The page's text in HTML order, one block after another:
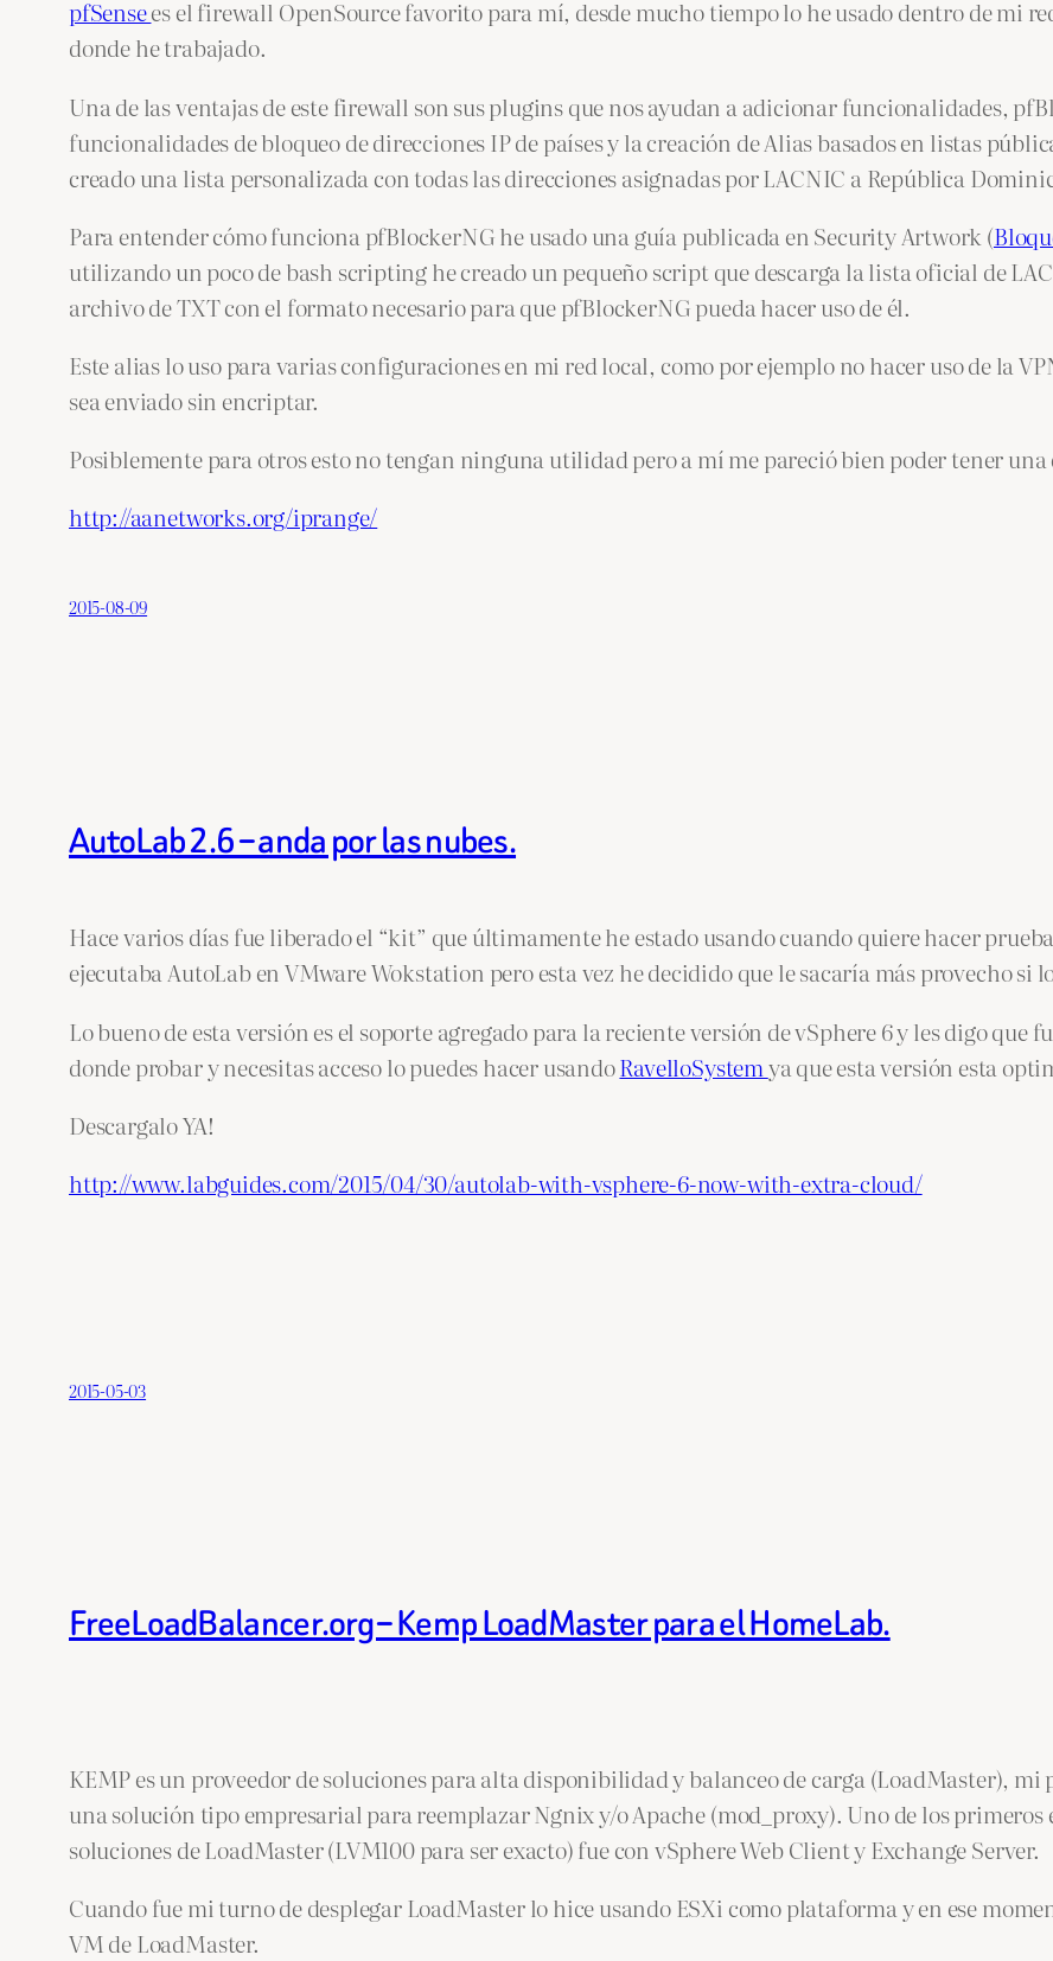
pfSensees el firewall OpenSource favorito para mí, desde mucho tiempo lo he usado dentro de mi
donde he trabajado.
Una de las ventajas de este firewall son sus plugins que nos ayudan a adicionar funcionalidades,
funcionalidades de bloqueo de direcciones IP de países y la creación de Alias basados en listas
creado una lista personalizada con todas las direcciones asignadas por LACNIC a República
Para entender cómo funciona pfBlockerNG he usado una guía publicada en Security Artwork (
utilizando un poco de bash scripting he creado un pequeño script que descarga la lista oficial de
archivo de TXT con el formato necesario para que pfBlockerNG pueda hacer uso de él.
Este alias lo uso para varias configuraciones en mi red local, como por ejemplo no hacer uso de la
sea enviado sin encriptar.
Posiblemente para otros esto no tengan ninguna utilidad pero a mí me pareció bien poder tener
http://aanetworks.org/iprange/
2015-08-09
AutoLab 2.6 – anda por las nubes.
Hace varios días fue liberado el “kit” que últimamente he estado usando cuando quiere hacer
ejecutaba AutoLab en VMware Wokstation pero esta vez he decidido que le sacaría más provecho si
Lo bueno de esta versión es el soporte agregado para la reciente versión de vSphere 6 y les digo
donde probar y necesitas acceso lo puedes hacer usandoRavelloSystemya que esta versión esta
Descargalo YA!
http://www.labguides.com/2015/04/30/autolab-with-vsphere-6-now-with-extra-cloud/
2015-05-03
FreeLoadBalancer.org – Kemp LoadMaster para el HomeLab.
KEMP es un proveedor de soluciones para alta disponibilidad y balanceo de carga (LoadMaster),
una solución tipo empresarial para reemplazar Ngnix y/o Apache (mod_proxy). Uno de los primeros
soluciones de LoadMaster (LVM100 para ser exacto) fue con vSphere Web Client y Exchange Server.
Cuando fue mi turno de desplegar LoadMaster lo hice usando ESXi como plataforma y en ese
VM de LoadMaster.